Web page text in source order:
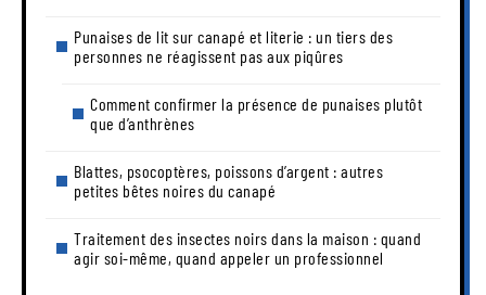
Punaises de lit sur canapé et literie : un tiers des
personnes ne réagissent pas aux piqûres
Comment confirmer la présence de punaises plutôt
que d’anthrènes
Blattes, psocoptères, poissons d’argent : autres
petites bêtes noires du canapé
Traitement des insectes noirs dans la maison : quand
agir soi-même, quand appeler un professionnel